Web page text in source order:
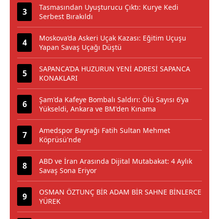
Tasmasından Uyuşturucu Çıktı: Kurye Kedi
Serbest Bırakıldı
Moskova’da Askeri Uçak Kazası: Eğitim Uçuşu
Yapan Savaş Uçağı Düştü
SAPANCA’DA HUZURUN YENİ ADRESİ SAPANCA
KONAKLARI
Şam'da Kafeye Bombalı Saldırı: Ölü Sayısı 6’ya
Yükseldi, Ankara ve BM'den Kınama
Amedspor Bayrağı Fatih Sultan Mehmet
Köprüsü'nde
ABD ve İran Arasında Dijital Mutabakat: 4 Aylık
Savaş Sona Eriyor
OSMAN ÖZTUNÇ BİR ADAM BİR SAHNE BİNLERCE
YÜREK